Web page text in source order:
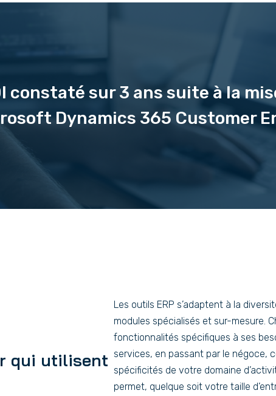
constaté sur 3 ans suite à la
Dynamics 365 Customer
qui utilisent
Les outils ERP s’adaptent à la
modules spécialisés et sur-mesure.
fonctionnalités spécifiques à ses
services, en passant par le négoce,
spécificités de votre domaine
permet, quelque soit votre taille